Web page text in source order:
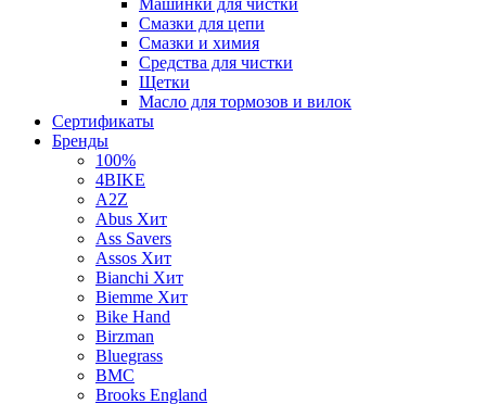
Машинки для чистки
Смазки для цепи
Смазки и химия
Средства для чистки
Щетки
Масло для тормозов и вилок
Сертификаты
Бренды
100%
4BIKE
A2Z
Abus Хит
Ass Savers
Assos Хит
Bianchi Хит
Biemme Хит
Bike Hand
Birzman
Bluegrass
BMC
Brooks England